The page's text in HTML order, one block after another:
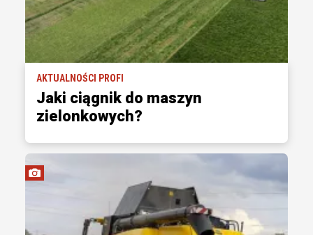
AKTUALNOŚCI PROFI
Jaki ciągnik do maszyn
zielonkowych?